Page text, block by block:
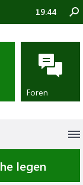
legen
19:44
Foren